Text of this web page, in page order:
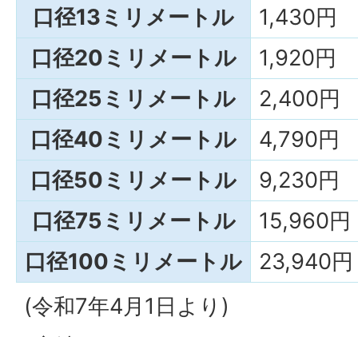
口径13ミリメートル
1,430円
口径20ミリメートル
1,920円
口径25ミリメートル
2,400円
口径40ミリメートル
4,790円
口径50ミリメートル
9,230円
口径75ミリメートル
15,960円
口径100ミリメートル
23,940円
(令和7年4月1日より)